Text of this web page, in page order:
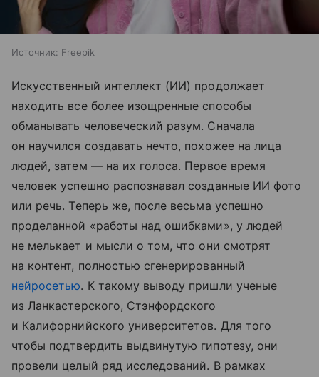
Источник: Freepik
Искусственный интеллект (ИИ) продолжает
находить все более изощренные способы
обманывать человеческий разум. Сначала
он научился создавать нечто, похожее на лица
людей, затем — на их голоса. Первое время
человек успешно распознавал созданные ИИ фото
или речь. Теперь же, после весьма успешно
проделанной «работы над ошибками», у людей
не мелькает и мысли о том, что они смотрят
на контент, полностью сгенерированный
нейросетью. К такому выводу пришли ученые
из Ланкастерского, Стэнфордского
и Калифорнийского университетов. Для того
чтобы подтвердить выдвинутую гипотезу, они
провели целый ряд исследований. В рамках